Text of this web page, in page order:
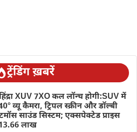
ट्रेंडिंग ख़बरें
XUV 7XO कल लॉन्च होगी:SUV में
व्यू कैमरा, ट्रिपल स्क्रीन और डॉल्बी
साउंड सिस्टम; एक्सपेक्टेड प्राइस
लाख